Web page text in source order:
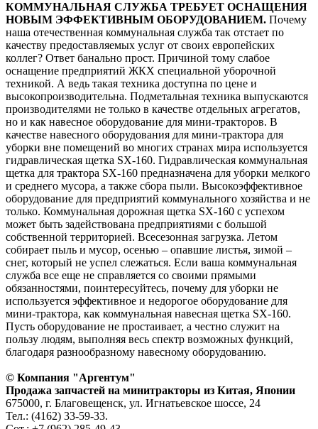
КОММУНАЛЬНАЯ СЛУЖБА ТРЕБУЕТ ОСНАЩЕНИЯ
НОВЫМ ЭФФЕКТИВНЫМ ОБОРУДОВАНИЕМ. Почему
наша отечественная коммунальная служба так отстает по
качеству предоставляемых услуг от своих европейских
коллег? Ответ банально прост. Причиной тому слабое
оснащение предприятий ЖКХ специальной уборочной
техникой. А ведь такая техника доступна по цене и
высокопроизводительна. Подметальная техника выпускаются
производителями не только в качестве отдельных агрегатов,
но и как навесное оборудование для мини-тракторов. В
качестве навесного оборудования для мини-трактора для
уборки вне помещений во многих странах мира используется
гидравлическая щетка SX-160. Гидравлическая коммунальная
щетка для трактора SX-160 предназначена для уборки мелкого
и среднего мусора, а также сбора пыли. Высокоэффективное
оборудование для предприятий коммунального хозяйства и не
только. Коммунальная дорожная щетка SX-160 с успехом
может быть задействована предприятиями с большой
собственной территорией. Всесезонная загрузка. Летом
собирает пыль и мусор, осенью – опавшие листья, зимой –
снег, который не успел слежаться. Если ваша коммунальная
служба все еще не справляется со своими прямыми
обязанностями, поинтересуйтесь, почему для уборки не
используется эффективное и недорогое оборудование для
мини-трактора, как коммунальная навесная щетка SX-160.
Пусть оборудование не простаивает, а честно служит на
пользу людям, выполняя весь спектр возможных функций,
благодаря разнообразному навесному оборудованию.
© Компания "Аргентум"
Продажа запчастей на минитракторы из Китая, Японии
675000, г. Благовещенск, ул. Игнатьевское шоссе, 24
Тел.: (4162) 33-59-33.